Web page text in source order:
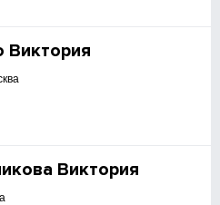
Виктория
Виктория